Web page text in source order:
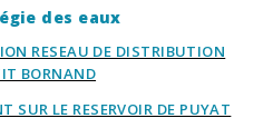
des eaux
RESEAU DE DISTRIBUTION
BORNAND
SUR LE RESERVOIR DE PUYAT